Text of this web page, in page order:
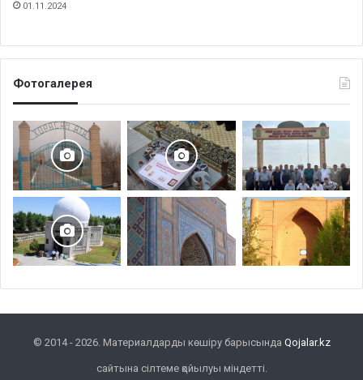
01.11.2024
Фотогалерея
© 2014 - 2026. Материалдарды көшіру барысында Qojalar.kz
сайтына сілтеме қойылуы міндетті.